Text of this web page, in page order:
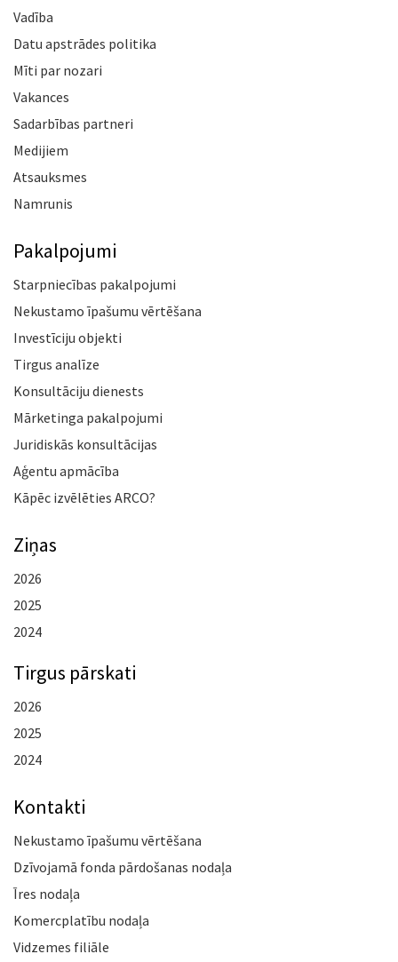
Vadība
Datu apstrādes politika
Mīti par nozari
Vakances
Sadarbības partneri
Medijiem
Atsauksmes
Namrunis
Pakalpojumi
Starpniecības pakalpojumi
Nekustamo īpašumu vērtēšana
Investīciju objekti
Tirgus analīze
Konsultāciju dienests
Mārketinga pakalpojumi
Juridiskās konsultācijas
Aģentu apmācība
Kāpēc izvēlēties ARCO?
Ziņas
2026
2025
2024
Tirgus pārskati
2026
2025
2024
Kontakti
Nekustamo īpašumu vērtēšana
Dzīvojamā fonda pārdošanas nodaļa
Īres nodaļa
Komercplatību nodaļa
Vidzemes filiāle